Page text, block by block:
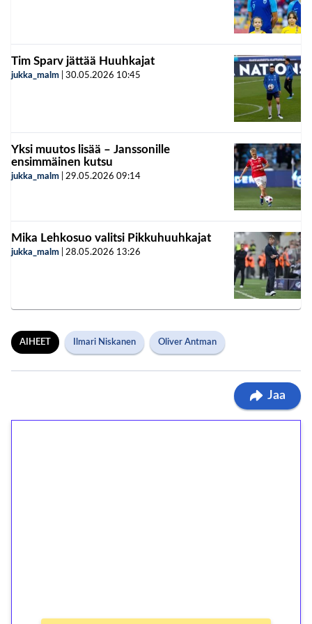
Tim Sparv jättää Huuhkajat
jukka_malm 30.05.2026 10:45
Yksi muutos lisää – Janssonille
ensimmäinen kutsu
jukka_malm 29.05.2026 09:14
Mika Lehkosuo valitsi Pikkuhuuhkajat
jukka_malm 28.05.2026 13:26
AIHEET Ilmari Niskanen Oliver Antman
Jaa